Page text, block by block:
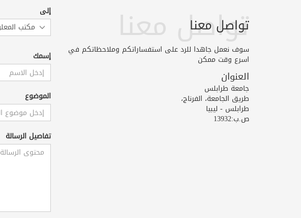
تواصل معنا
تواصل معنا
سوف نعمل جاهدا للرد على استفساراتكم وملاحظاتكم في
اسرع وقت ممكن
العنوان
جامعة طرابلس
طريق الجامعة، الفرناج،
طرابلس - ليبيا
ص.ب:13932
إلى
إسمك
الموضوع
تفاصيل الرسالة